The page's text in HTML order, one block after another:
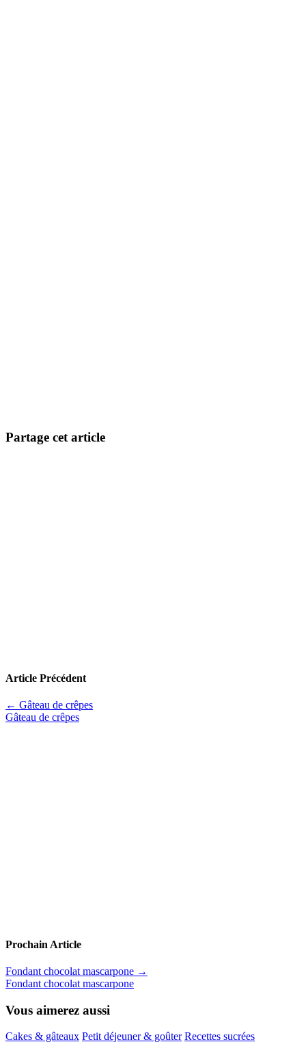
Partage cet article
Article Précédent
← Gâteau de crêpes
Gâteau de crêpes
Prochain Article
Fondant chocolat mascarpone →
Fondant chocolat mascarpone
Vous aimerez aussi
Cakes & gâteaux Petit déjeuner & goûter Recettes sucrées